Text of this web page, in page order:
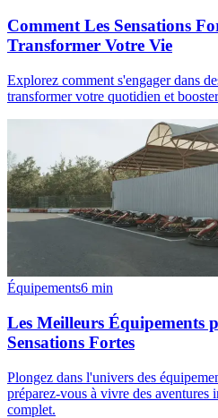
Comment Les Sensations
Transformer Votre Vie
Explorez comment s'engager dans
transformer votre quotidien et
Équipements6 min
Les Meilleurs Équipements
Sensations Fortes
Plongez dans l'univers des
préparez-vous à vivre des aventures
complet.